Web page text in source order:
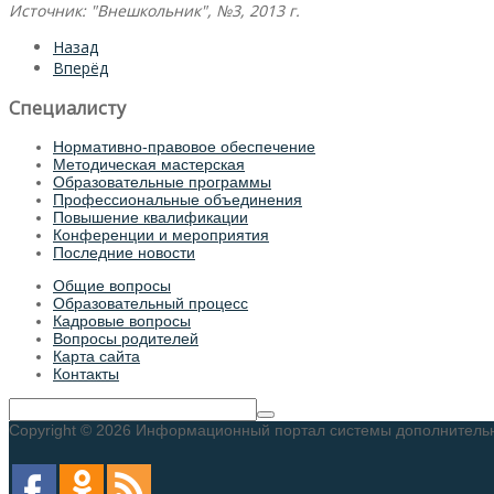
Источник: "Внешкольник", №3, 2013 г.
Назад
Вперёд
Специалисту
Нормативно-правовое обеспечение
Методическая мастерская
Образовательные программы
Профессиональные объединения
Повышение квалификации
Конференции и мероприятия
Последние новости
Общие вопросы
Образовательный процесс
Кадровые вопросы
Вопросы родителей
Карта сайта
Контакты
Copyright © 2026 Информационный портал системы